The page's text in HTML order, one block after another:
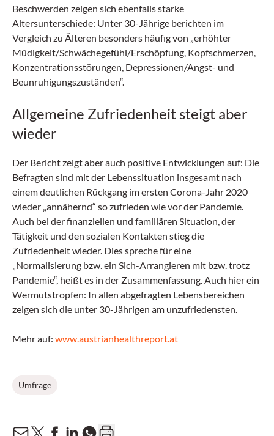
Beschwerden zeigen sich ebenfalls starke
Altersunterschiede: Unter 30-Jährige berichten im
Vergleich zu Älteren besonders häufig von „erhöhter
Müdigkeit/Schwächegefühl/Erschöpfung, Kopfschmerzen,
Konzentrationsstörungen, Depressionen/Angst- und
Beunruhigungszuständen“.
Allgemeine Zufriedenheit steigt aber
wieder
Der Bericht zeigt aber auch positive Entwicklungen auf: Die
Befragten sind mit der Lebenssituation insgesamt nach
einem deutlichen Rückgang im ersten Corona-Jahr 2020
wieder „annähernd“ so zufrieden wie vor der Pandemie.
Auch bei der finanziellen und familiären Situation, der
Tätigkeit und den sozialen Kontakten stieg die
Zufriedenheit wieder. Dies spreche für eine
„Normalisierung bzw. ein Sich-Arrangieren mit bzw. trotz
Pandemie“, heißt es in der Zusammenfassung. Auch hier ein
Wermutstropfen: In allen abgefragten Lebensbereichen
zeigen sich die unter 30-Jährigen am unzufriedensten.
Mehr auf: www.austrianhealthreport.at
Umfrage